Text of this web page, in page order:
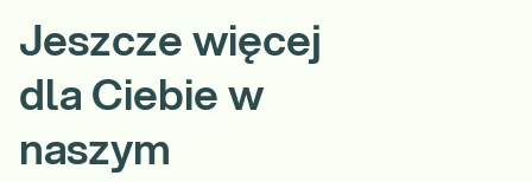
Jeszcze więcej
dla Ciebie w
naszym